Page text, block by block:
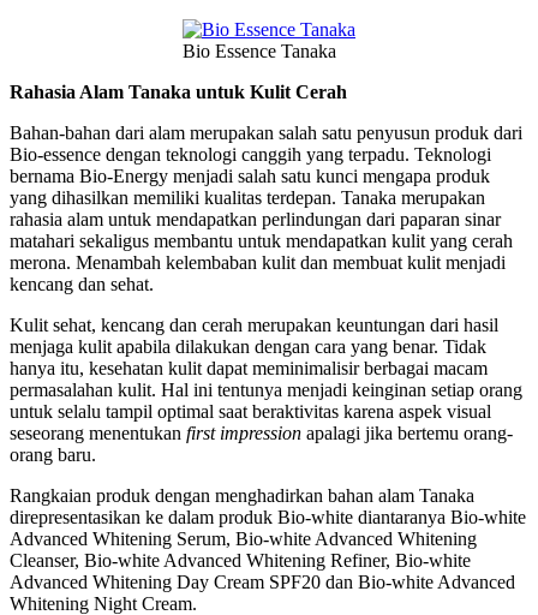
Bio Essence Tanaka
Rahasia Alam Tanaka untuk Kulit Cerah
Bahan-bahan dari alam merupakan salah satu penyusun produk dari
Bio-essence dengan teknologi canggih yang terpadu. Teknologi
bernama Bio-Energy menjadi salah satu kunci mengapa produk
yang dihasilkan memiliki kualitas terdepan. Tanaka merupakan
rahasia alam untuk mendapatkan perlindungan dari paparan sinar
matahari sekaligus membantu untuk mendapatkan kulit yang cerah
merona. Menambah kelembaban kulit dan membuat kulit menjadi
kencang dan sehat.
Kulit sehat, kencang dan cerah merupakan keuntungan dari hasil
menjaga kulit apabila dilakukan dengan cara yang benar. Tidak
hanya itu, kesehatan kulit dapat meminimalisir berbagai macam
permasalahan kulit. Hal ini tentunya menjadi keinginan setiap orang
untuk selalu tampil optimal saat beraktivitas karena aspek visual
seseorang menentukan first impression apalagi jika bertemu orang-
orang baru.
Rangkaian produk dengan menghadirkan bahan alam Tanaka
direpresentasikan ke dalam produk Bio-white diantaranya Bio-white
Advanced Whitening Serum, Bio-white Advanced Whitening
Cleanser, Bio-white Advanced Whitening Refiner, Bio-white
Advanced Whitening Day Cream SPF20 dan Bio-white Advanced
Whitening Night Cream.